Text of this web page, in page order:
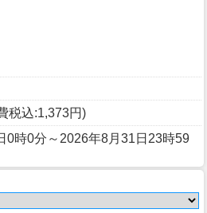
税込:1,373円)
0時0分 ～ 2026年8月31日23時59